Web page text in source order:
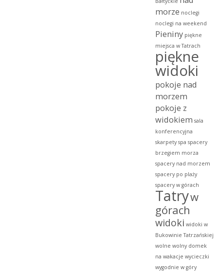
morze noclegi
noclegi na weekend
Pieniny piękne
miejsca w Tatrach
piękne
widoki
pokoje nad
morzem
pokoje z
widokiem sala
konferencyjna
skarpety spa spacery
brzegiem morza
spacery nad morzem
spacery po plaży
spacery w górach
Tatryw
górach
widoki widoki w
Bukowinie Tatrzańskiej
wolne wolny domek
na wakacje wycieczki
wygodnie w góry